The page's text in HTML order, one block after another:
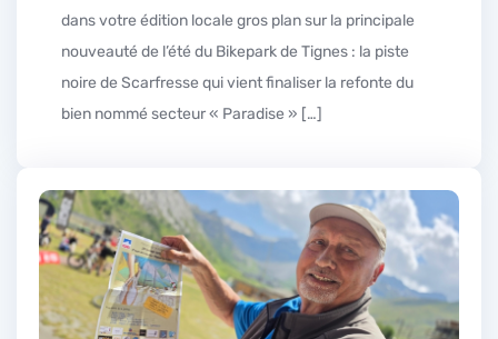
dans votre édition locale gros plan sur la principale
nouveauté de l’été du Bikepark de Tignes : la piste
noire de Scarfresse qui vient finaliser la refonte du
bien nommé secteur « Paradise » […]